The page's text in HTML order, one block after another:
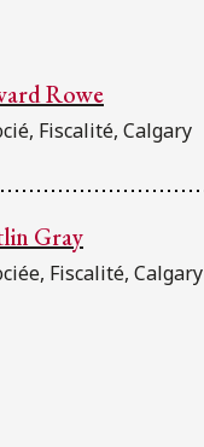
Rowe
Fiscalité, Calgary
Gray
Fiscalité, Calgary